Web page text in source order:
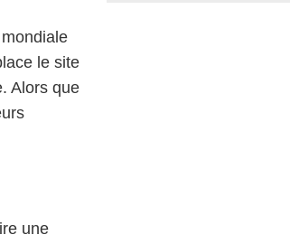
le site
Alors que
une